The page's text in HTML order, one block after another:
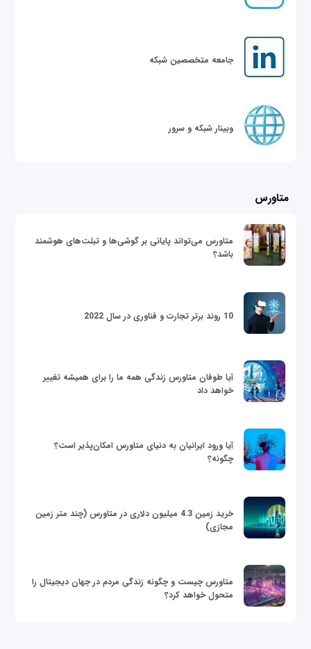
جامعه متخصصین شبکه
وبینار شبکه و سرور
متاورس
متاورس می‌تواند پایانی بر گوشی‌ها و تبلت‌های هوشمند
باشد؟
10 روند برتر تجارت و فناوری در سال 2022
آیا طوفان متاورس زندگی همه ما را برای همیشه تغییر
خواهد داد
آیا ورود ایرانیان به دنیای متاورس امکان‌پذیر است؟
چگونه؟
خرید زمین 4.3 میلیون دلاری در متاورس (چند متر زمین
مجازی)
متاورس چیست و چگونه زندگی مردم در جهان دیجیتال را
متحول خواهد کرد؟